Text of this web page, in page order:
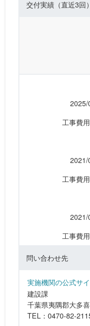
交付実績 （直近3回）
2025/
工事費
2021/
工事費
2021/
工事費
問い合わせ先
実施機関の公式サ
建設課
千葉県夷隅郡大多
TEL：0470-82-